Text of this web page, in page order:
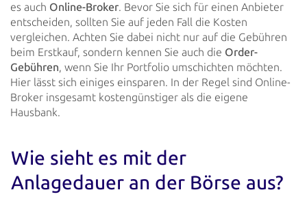
es auch Online-Broker. Bevor Sie sich für einen Anbieter
entscheiden, sollten Sie auf jeden Fall die Kosten
vergleichen. Achten Sie dabei nicht nur auf die Gebühren
beim Erstkauf, sondern kennen Sie auch die Order-
Gebühren, wenn Sie Ihr Portfolio umschichten möchten.
Hier lässt sich einiges einsparen. In der Regel sind Online-
Broker insgesamt kostengünstiger als die eigene
Hausbank.
Wie sieht es mit der
Anlagedauer an der Börse aus?